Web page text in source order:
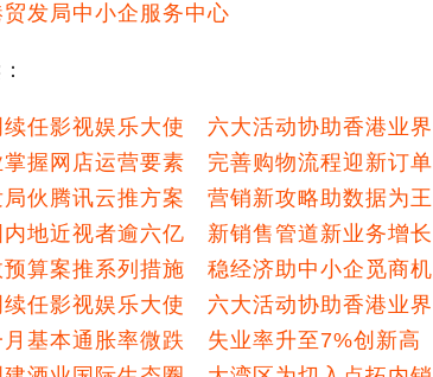
发局中小企服务中心
续任影视娱乐大使 六大活动协助香港业界
掌握网店运营要素 完善购物流程迎新订单
局伙腾讯云推方案 营销新攻略助数据为王
内地近视者逾六亿 新销售管道新业务增长
预算案推系列措施 稳经济助中小企觅商机
续任影视娱乐大使 六大活动协助香港业界
月基本通胀率微跌 失业率升至7%创新高